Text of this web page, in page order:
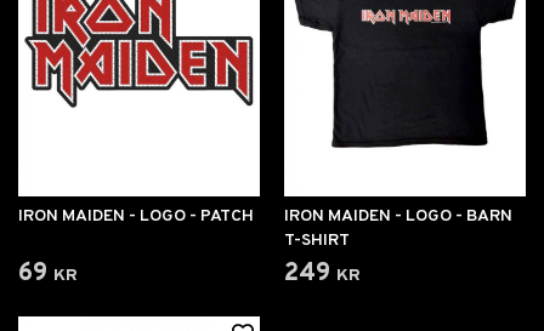
IRON MAIDEN - LOGO - PATCH
69 kr
IRON MAIDEN - LOGO - BARN
T-SHIRT
249 kr